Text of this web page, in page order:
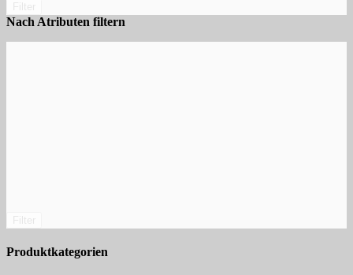
Nach Atributen filtern
Produktkategorien